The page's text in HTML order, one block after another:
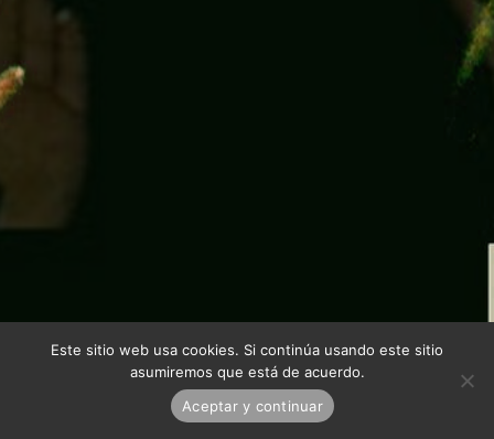
Este sitio web usa cookies. Si continúa usando este sitio
asumiremos que está de acuerdo.
Aceptar y continuar